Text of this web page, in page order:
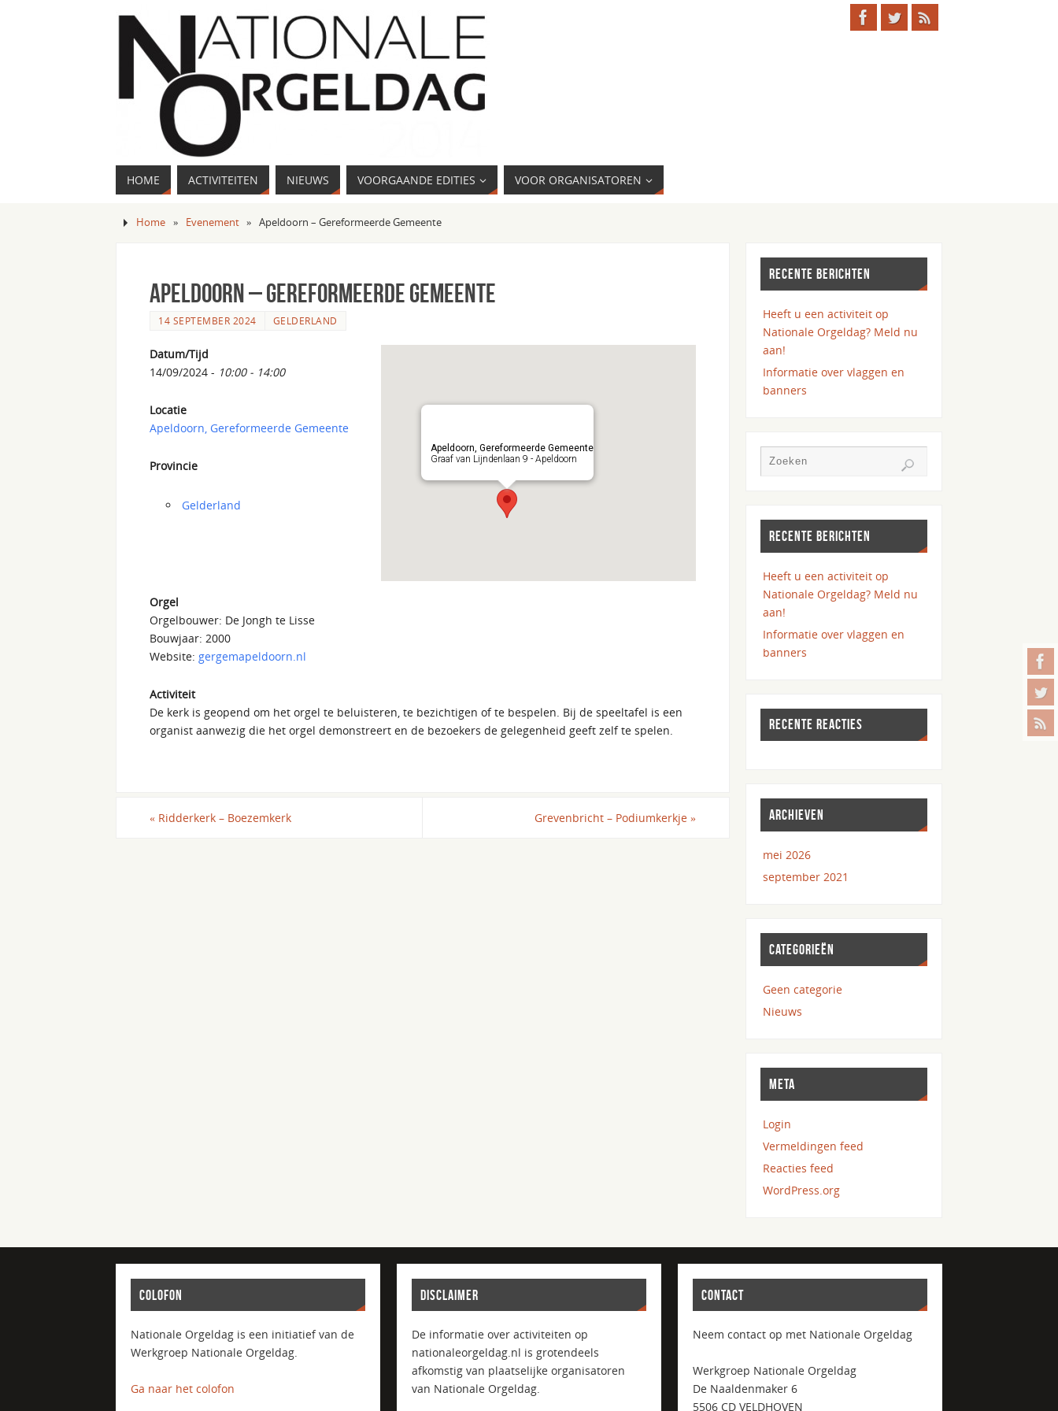
HOME ACTIVITEITEN NIEUWS VOORGAANDE EDITIES VOOR ORGANISATOREN
Home » Evenement » Apeldoorn – Gereformeerde Gemeente
Apeldoorn – Gereformeerde Gemeente
14 SEPTEMBER 2024 GELDERLAND
Apeldoorn, Gereformeerde Gemeente
Graaf van Lijndenlaan 9 - Apeldoorn
Datum/Tijd
14/09/2024 - 10:00 - 14:00
Locatie
Apeldoorn, Gereformeerde Gemeente
Provincie
Gelderland
Orgel
Orgelbouwer: De Jongh te Lisse
Bouwjaar: 2000
Website: gergemapeldoorn.nl
Activiteit
De kerk is geopend om het orgel te beluisteren, te bezichtigen of te bespelen. Bij de speeltafel is een
organist aanwezig die het orgel demonstreert en de bezoekers de gelegenheid geeft zelf te spelen.
« Ridderkerk – Boezemkerk Grevenbricht – Podiumkerkje »
RECENTE BERICHTEN
Heeft u een activiteit op
Nationale Orgeldag? Meld nu
aan!
Informatie over vlaggen en
banners
RECENTE BERICHTEN
Heeft u een activiteit op
Nationale Orgeldag? Meld nu
aan!
Informatie over vlaggen en
banners
RECENTE REACTIES
ARCHIEVEN
mei 2026
september 2021
CATEGORIEËN
Geen categorie
Nieuws
META
Login
Vermeldingen feed
Reacties feed
WordPress.org
COLOFON
Nationale Orgeldag is een initiatief van de
Werkgroep Nationale Orgeldag.
Ga naar het colofon
DISCLAIMER
De informatie over activiteiten op
nationaleorgeldag.nl is grotendeels
afkomstig van plaatselijke organisatoren
van Nationale Orgeldag.
CONTACT
Neem contact op met Nationale Orgeldag
Werkgroep Nationale Orgeldag
De Naaldenmaker 6
5506 CD VELDHOVEN